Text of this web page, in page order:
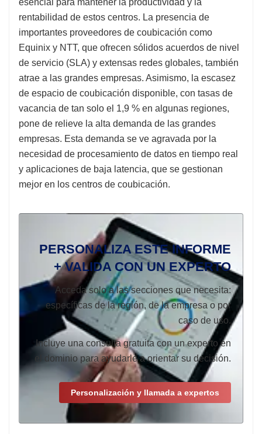
rentabilidad de estos centros. La presencia de
importantes proveedores de coubicación como
Equinix y NTT, que ofrecen sólidos acuerdos de nivel
de servicio (SLA) y extensas redes globales, también
atrae a las grandes empresas. Asimismo, la escasez
de espacio de coubicación disponible, con tasas de
vacancia de tan solo el 1,9 % en algunas regiones,
pone de relieve la alta demanda de las grandes
empresas. Esta demanda se ve agravada por la
necesidad de procesamiento de datos en tiempo real
y aplicaciones de baja latencia, que se gestionan
mejor en los centros de coubicación.
PERSONALIZA ESTE INFORME
+ VALIDA CON UN EXPERTO
Acceda solo a las secciones que necesita:
específicas de la región, de la empresa o por
caso de uso.
Incluye una consulta gratuita con un experto en
el dominio para ayudarle a orientar su decisión.
Personalización y llamada a expertos